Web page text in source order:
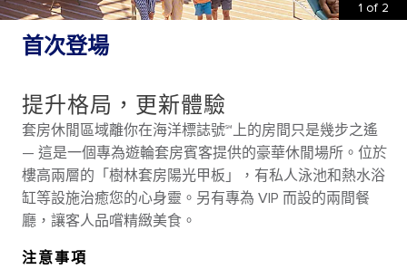
1 of 2
首次登場
提升格局，更新體驗
套房休閒區域離你在海洋標誌號℠上的房間只是幾步之遙
— 這是一個專為遊輪套房賓客提供的豪華休閒場所。位於
樓高兩層的「樹林套房陽光甲板」，有私人泳池和熱水浴
缸等設施治癒您的心身靈。另有專為 VIP 而設的兩間餐
廳，讓客人品嚐精緻美食。
注意事項